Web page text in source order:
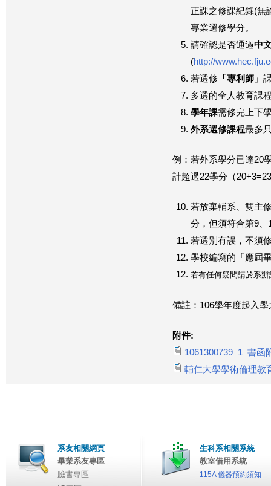
正課之修課紀錄(無
專業選修學分。
請確認是否通過中
(http://
若選修 「專利師」
多選的全人教育課
學年課需修完上下
外系選修課程最多
例：若外系學分已達20
計超過22學分（
若放棄輔系、雙主
分，但須符合第9、
若選別有誤，不須
學校編寫的「應屆
若有任何疑問請於系
備註：106學年度起入
附件:
1061300739_1_書函
輔仁大學學術倫理教
系友相關網頁
畢業系友專區
臉書專區
生科系相關系統
教室借用系統
115A 儀器預約須知